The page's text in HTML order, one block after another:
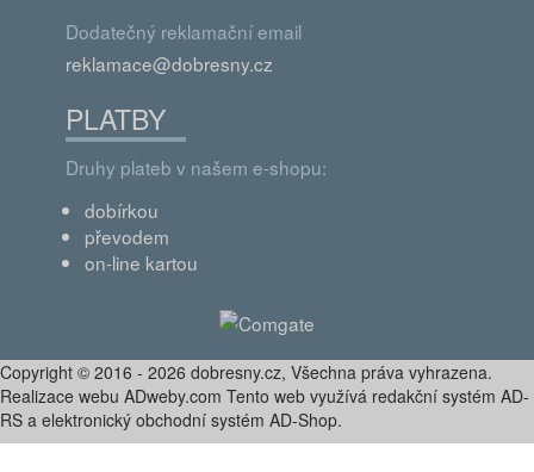
Dodatečný reklamační email
reklamace@dobresny.cz
PLATBY
Druhy plateb v našem e-shopu:
dobírkou
převodem
on-line kartou
Copyright © 2016 - 2026 dobresny.cz, Všechna práva vyhrazena.
Realizace webu ADweby.com Tento web využívá redakční systém AD-
RS a elektronický obchodní systém AD-Shop.